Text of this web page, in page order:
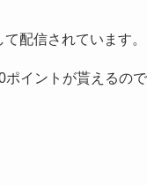
配信されています。
イントが貰えるの